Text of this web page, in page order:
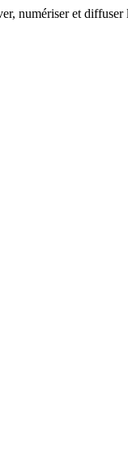
numériser et diffuser